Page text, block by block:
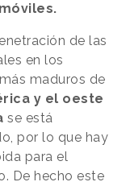
de las
en los
maduros de
y el oeste
se está
por lo que hay
para el
De hecho este